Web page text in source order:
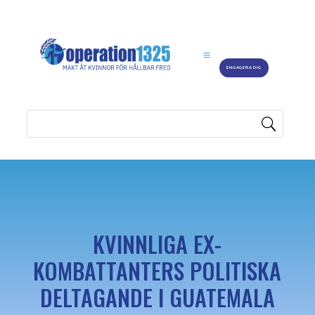
ENGAGERA DIG
KVINNLIGA EX-
KOMBATTANTERS POLITISKA
DELTAGANDE I GUATEMALA